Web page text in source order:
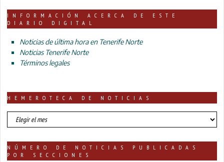
INFORMACIÓN ACERCA DE ESTE
DIARIO DIGITAL
Noticias de última hora en Tenerife Norte
Noticias Tenerife Norte
Términos legales
HEMEROTECA DE NOTICIAS
HEMEROTECA
DE
NÚMERO DE NOTICIAS PUBLICADAS
POR SECCIONES